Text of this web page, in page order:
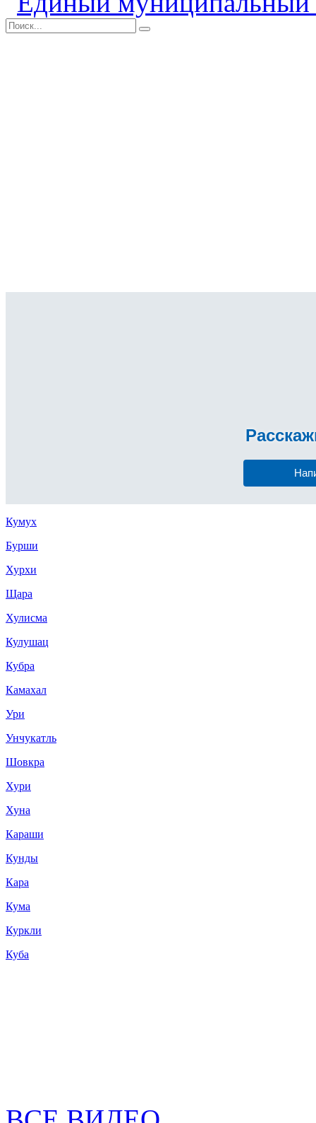
Кумух
Бурши
Хурхи
Щара
Хулисма
Кулушац
Кубра
Камахал
Ури
Унчукатль
Шовкра
Хури
Хуна
Караши
Кунды
Кара
Кума
Куркли
Куба